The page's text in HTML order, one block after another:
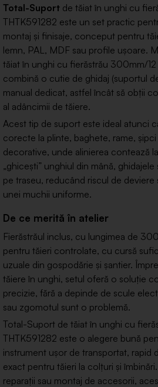
Total-Suport de tăiat în unghi cu
THTK591282 este un set practic
montaj și finisaje, conceput pentru
lemn, PAL, MDF sau profile ușoare.
tăiat în unghi cu fierăstrău 300mm/
combină o cutie de ghidaj (suportul
manual dedicat, astfel încât să obții
al adâncimii de tăiere.
Acest tip de suport este ideal atunci
corecte la plinte, baghete, rame,
decorative, unde alinierea contează
„ghicești” unghiul din mână,
pe traseu, reducând riscul de deviere
unei muchii uniforme.
De ce merită în atelier
Fierăstrăul inclus, cu lungimea de
pentru tăieri controlate, cu cursă
uzuale din gospodărie și șantier.
tăiere în unghi, setul oferă o soluție
precizie, fără a depinde de scule
sau zgomotul sunt o problemă.
Total-Suport de tăiat în unghi cu
THTK591282 este o alegere bună
instrument ușor de transportat, rapid
exact pentru tăieri la colțuri și
reparații sau montaj de accesorii,